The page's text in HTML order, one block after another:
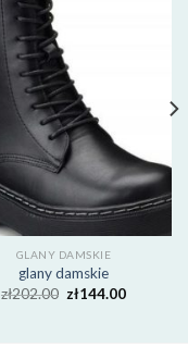
GLANY DAMSKIE
glany damskie
zł202.00 zł144.00